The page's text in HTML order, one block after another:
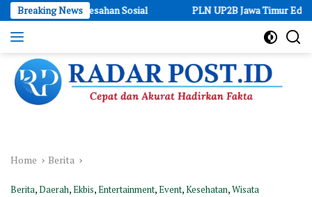
Skip
to
content
Breaking News
Keresahan Sosial PLN UP2B Jawa Timur Edukasi
dan
Akurat
Hadirkan
Fakta
Home Berita
Berita,Daerah,Ekbis,Entertainment,Event,Kesehatan,Wisata